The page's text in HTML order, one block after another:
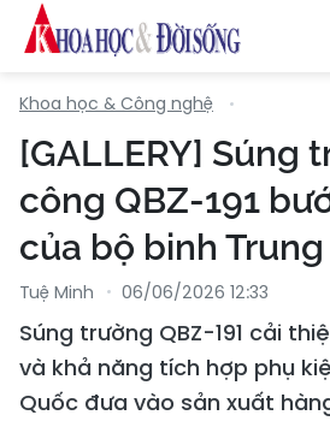
Khoa học & Công nghệ
[GALLERY] Súng
công QBZ-191
của bộ binh
Tuệ Minh 06/06/2026 12:33
Súng trường QBZ-191 cải
và khả năng tích hợp phụ
Quốc đưa vào sản xuất